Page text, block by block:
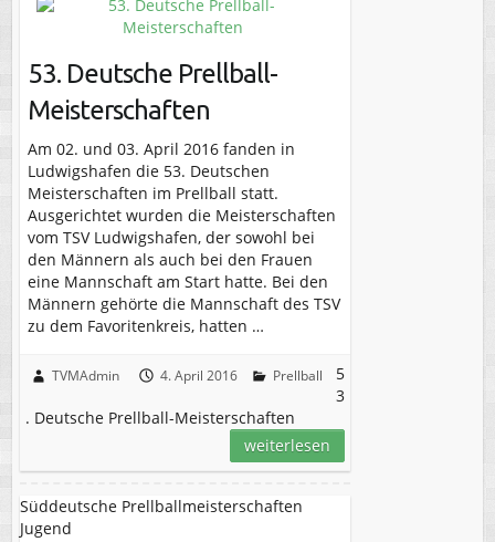
53. Deutsche Prellball-
Meisterschaften
Am 02. und 03. April 2016 fanden in
Ludwigshafen die 53. Deutschen
Meisterschaften im Prellball statt.
Ausgerichtet wurden die Meisterschaften
vom TSV Ludwigshafen, der sowohl bei
den Männern als auch bei den Frauen
eine Mannschaft am Start hatte. Bei den
Männern gehörte die Mannschaft des TSV
zu dem Favoritenkreis, hatten …
TVMAdmin 4. April 2016 Prellball
5
3
. Deutsche Prellball-Meisterschaften
weiterlesen
Süddeutsche Prellballmeisterschaften
Jugend